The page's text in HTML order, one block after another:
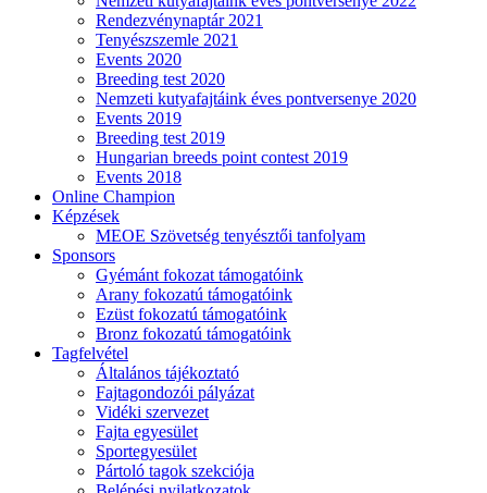
Rendezvénynaptár 2021
Tenyészszemle 2021
Events 2020
Breeding test 2020
Nemzeti kutyafajtáink éves pontversenye 2020
Events 2019
Breeding test 2019
Hungarian breeds point contest 2019
Events 2018
Online Champion
Képzések
MEOE Szövetség tenyésztői tanfolyam
Sponsors
Gyémánt fokozat támogatóink
Arany fokozatú támogatóink
Ezüst fokozatú támogatóink
Bronz fokozatú támogatóink
Tagfelvétel
Általános tájékoztató
Fajtagondozói pályázat
Vidéki szervezet
Fajta egyesület
Sportegyesület
Pártoló tagok szekciója